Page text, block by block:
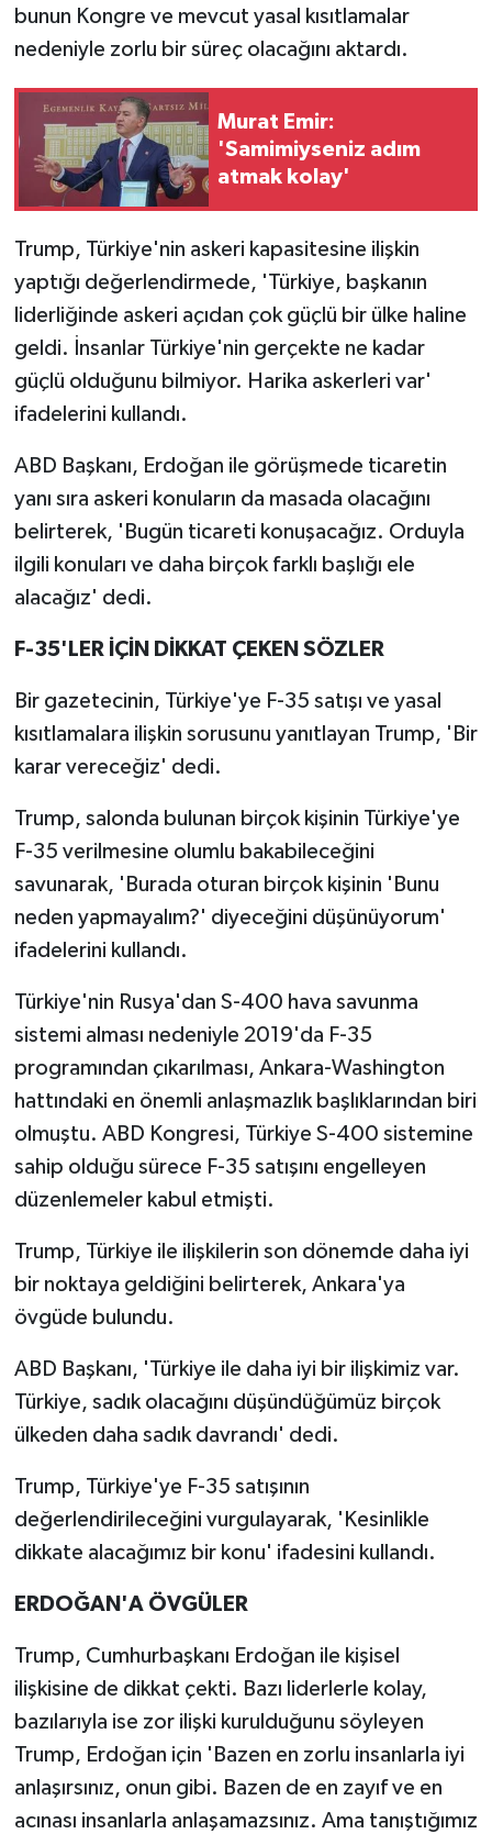
bunun Kongre ve mevcut yasal kısıtlamalar
nedeniyle zorlu bir süreç olacağını aktardı.
Murat Emir:
'Samimiyseniz adım
atmak kolay'
Trump, Türkiye'nin askeri kapasitesine ilişkin
yaptığı değerlendirmede, 'Türkiye, başkanın
liderliğinde askeri açıdan çok güçlü bir ülke haline
geldi. İnsanlar Türkiye'nin gerçekte ne kadar
güçlü olduğunu bilmiyor. Harika askerleri var'
ifadelerini kullandı.
ABD Başkanı, Erdoğan ile görüşmede ticaretin
yanı sıra askeri konuların da masada olacağını
belirterek, 'Bugün ticareti konuşacağız. Orduyla
ilgili konuları ve daha birçok farklı başlığı ele
alacağız' dedi.
F-35'LER İÇİN DİKKAT ÇEKEN SÖZLER
Bir gazetecinin, Türkiye'ye F-35 satışı ve yasal
kısıtlamalara ilişkin sorusunu yanıtlayan Trump, 'Bir
karar vereceğiz' dedi.
Trump, salonda bulunan birçok kişinin Türkiye'ye
F-35 verilmesine olumlu bakabileceğini
savunarak, 'Burada oturan birçok kişinin 'Bunu
neden yapmayalım?' diyeceğini düşünüyorum'
ifadelerini kullandı.
Türkiye'nin Rusya'dan S-400 hava savunma
sistemi alması nedeniyle 2019'da F-35
programından çıkarılması, Ankara-Washington
hattındaki en önemli anlaşmazlık başlıklarından biri
olmuştu. ABD Kongresi, Türkiye S-400 sistemine
sahip olduğu sürece F-35 satışını engelleyen
düzenlemeler kabul etmişti.
Trump, Türkiye ile ilişkilerin son dönemde daha iyi
bir noktaya geldiğini belirterek, Ankara'ya
övgüde bulundu.
ABD Başkanı, 'Türkiye ile daha iyi bir ilişkimiz var.
Türkiye, sadık olacağını düşündüğümüz birçok
ülkeden daha sadık davrandı' dedi.
Trump, Türkiye'ye F-35 satışının
değerlendirileceğini vurgulayarak, 'Kesinlikle
dikkate alacağımız bir konu' ifadesini kullandı.
ERDOĞAN'A ÖVGÜLER
Trump, Cumhurbaşkanı Erdoğan ile kişisel
ilişkisine de dikkat çekti. Bazı liderlerle kolay,
bazılarıyla ise zor ilişki kurulduğunu söyleyen
Trump, Erdoğan için 'Bazen en zorlu insanlarla iyi
anlaşırsınız, onun gibi. Bazen de en zayıf ve en
acınası insanlarla anlaşamazsınız. Ama tanıştığımız